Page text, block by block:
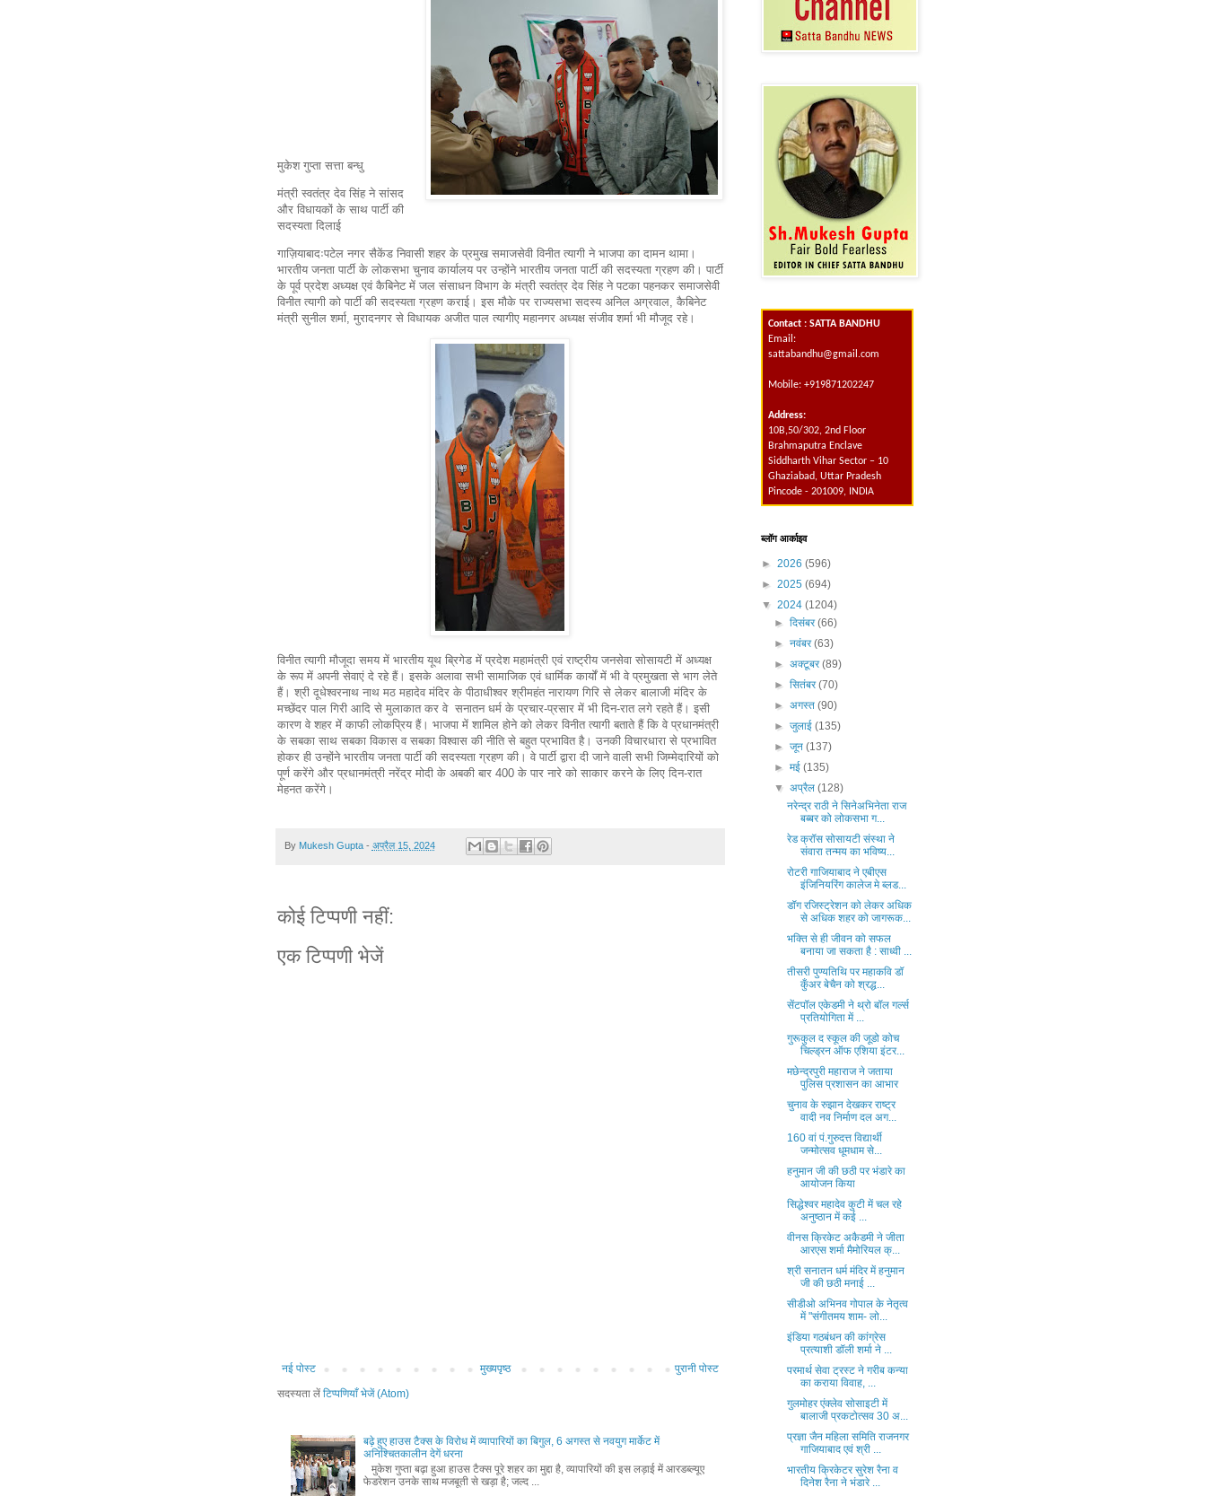
मुकेश गुप्ता सत्ता बन्धु
मंत्री स्वतंत्र देव सिंह ने सांसद
और विधायकों के साथ पार्टी की
सदस्यता दिलाई
गाज़ियाबादःपटेल नगर सैकेंड निवासी शहर के प्रमुख समाजसेवी विनीत त्यागी ने भाजपा का दामन थामा।
भारतीय जनता पार्टी के लोकसभा चुनाव कार्यालय पर उन्होंने भारतीय जनता पार्टी की सदस्यता ग्रहण की। पार्टी
के पूर्व प्रदेश अध्यक्ष एवं कैबिनेट में जल संसाधन विभाग के मंत्री स्वतंत्र देव सिंह ने पटका पहनकर समाजसेवी
विनीत त्यागी को पार्टी की सदस्यता ग्रहण कराई। इस मौके पर राज्यसभा सदस्य अनिल अग्रवाल, कैबिनेट
मंत्री सुनील शर्मा, मुरादनगर से विधायक अजीत पाल त्यागीए महानगर अध्यक्ष संजीव शर्मा भी मौजूद रहे।
विनीत त्यागी मौजूदा समय में भारतीय यूथ ब्रिगेड में प्रदेश महामंत्री एवं राष्ट्रीय जनसेवा सोसायटी में अध्यक्ष
के रूप में अपनी सेवाएं दे रहे हैं। इसके अलावा सभी सामाजिक एवं धार्मिक कार्यों में भी वे प्रमुखता से भाग लेते
हैं। श्री दूधेश्वरनाथ नाथ मठ महादेव मंदिर के पीठाधीश्वर श्रीमहंत नारायण गिरि से लेकर बालाजी मंदिर के
मच्छेंदर पाल गिरी आदि से मुलाकात कर वे सनातन धर्म के प्रचार-प्रसार में भी दिन-रात लगे रहते हैं। इसी
कारण वे शहर में काफी लोकप्रिय हैं। भाजपा में शामिल होने को लेकर विनीत त्यागी बताते हैं कि वे प्रधानमंत्री
के सबका साथ सबका विकास व सबका विश्वास की नीति से बहुत प्रभावित है। उनकी विचारधारा से प्रभावित
होकर ही उन्होंने भारतीय जनता पार्टी की सदस्यता ग्रहण की। वे पार्टी द्वारा दी जाने वाली सभी जिम्मेदारियों को
पूर्ण करेंगे और प्रधानमंत्री नरेंद्र मोदी के अबकी बार 400 के पार नारे को साकार करने के लिए दिन-रात
मेहनत करेंगे।
By Mukesh Gupta - अप्रैल 15, 2024
कोई टिप्पणी नहीं:
एक टिप्पणी भेजें
नई पोस्ट पुरानी पोस्ट
मुख्यपृष्ठ
सदस्यता लें टिप्पणियाँ भेजें (Atom)
बढ़े हुए हाउस टैक्स के विरोध में व्यापारियों का बिगुल, 6 अगस्त से नवयुग मार्केट में
अनिश्चितकालीन देगें धरना
मुकेश गुप्ता बढ़ा हुआ हाउस टैक्स पूरे शहर का मुद्दा है, व्यापारियों की इस लड़ाई में आरडब्ल्यूए
फेडरेशन उनके साथ मजबूती से खड़ा है; जल्द ...
Contact : SATTA BANDHU
Email:
sattabandhu@gmail.com
Mobile: +919871202247
Address:
10B,50/302, 2nd Floor
Brahmaputra Enclave
Siddharth Vihar Sector – 10
Ghaziabad, Uttar Pradesh
Pincode - 201009, INDIA
ब्लॉग आर्काइव
► 2026 (596)
► 2025 (694)
▼ 2024 (1204)
► दिसंबर(66)
► नवंबर(63)
► अक्टूबर(89)
► सितंबर(70)
► अगस्त (90)
► जुलाई (135)
► जून (137)
► मई (135)
▼ अप्रैल (128)
नरेन्द्र राठी ने सिनेअभिनेता राज
बब्बर को लोकसभा ग...
रेड क्रॉस सोसायटी संस्था ने
संवारा तन्मय का भविष्य...
रोटरी गाजियाबाद ने एबीएस
इंजिनियरिंग कालेज मे ब्लड...
डॉग रजिस्ट्रेशन को लेकर अधिक
से अधिक शहर को जागरूक...
भक्ति से ही जीवन को सफल
बनाया जा सकता है : साध्वी ...
तीसरी पुण्यतिथि पर महाकवि डॉ
कुँअर बेचैन को श्रद्ध...
सेंटपॉल एकेडमी ने थ्रो बॉल गर्ल्स
प्रतियोगिता में ...
गुरूकुल द स्कूल की जूडो कोच
चिल्ड्रन ऑफ एशिया इंटर...
मछेन्द्रपुरी महाराज ने जताया
पुलिस प्रशासन का आभार
चुनाव के रुझान देखकर राष्ट्र
वादी नव निर्माण दल अग...
160 वां पं.गुरुदत्त विद्यार्थी
जन्मोत्सव धूमधाम से...
हनुमान जी की छठी पर भंडारे का
आयोजन किया
सिद्धेश्वर महादेव कुटी में चल रहे
अनुष्ठान में कई ...
वीनस क्रिकेट अकैडमी ने जीता
आरएस शर्मा मैमोरियल क्...
श्री सनातन धर्म मंदिर में हनुमान
जी की छठी मनाई ...
सीडीओ अभिनव गोपाल के नेतृत्व
में "संगीतमय शाम- लो...
इंडिया गठबंधन की कांग्रेस
प्रत्याशी डॉली शर्मा ने ...
परमार्थ सेवा ट्रस्ट ने गरीब कन्या
का कराया विवाह, ...
गुलमोहर एंक्लेव सोसाइटी में
बालाजी प्रकटोत्सव 30 अ...
प्रज्ञा जैन महिला समिति राजनगर
गाजियाबाद एवं श्री ...
भारतीय क्रिकेटर सुरेश रैना व
दिनेश रैना ने भंडारे ...